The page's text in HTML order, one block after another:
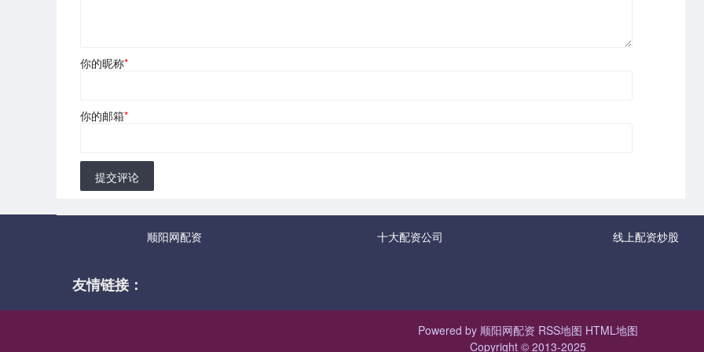
你的昵称*
你的邮箱*
提交评论
顺阳网配资 十大配资公司 线上配资炒股
友情链接：
Powered by 顺阳网配资 RSS地图 HTML地图
Copyright © 2013-2025